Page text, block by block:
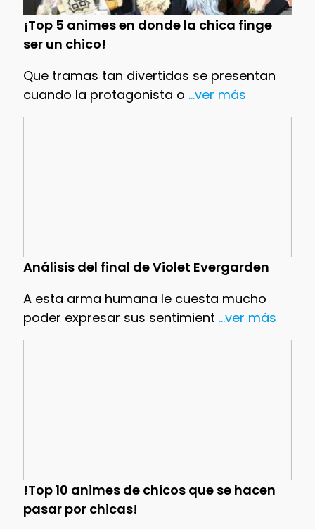
¡Top 5 animes en donde la chica finge
ser un chico!
Que tramas tan divertidas se presentan
cuando la protagonista o ...ver más
Análisis del final de Violet Evergarden
A esta arma humana le cuesta mucho
poder expresar sus sentimient ...ver más
!Top 10 animes de chicos que se hacen
pasar por chicas!